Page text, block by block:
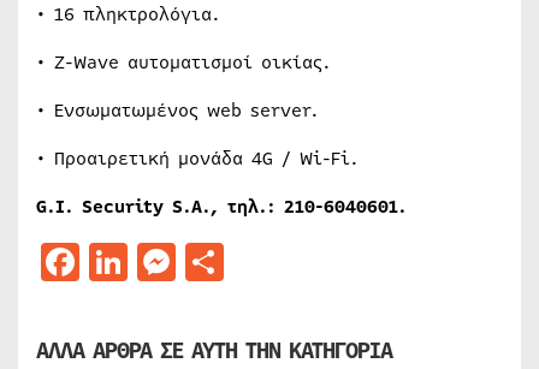
• 16 πληκτρολόγια.
• Z-Wave αυτοματισμοί οικίας.
• Ενσωματωμένος web server.
• Προαιρετική μονάδα 4G / Wi-Fi.
G.I. Security S.A., τηλ.: 210-6040601.
Facebook
LinkedIn
Messenger
ΑΛΛΑ ΑΡΘΡΑ ΣΕ ΑΥΤΗ ΤΗΝ ΚΑΤΗΓΟΡΙΑ